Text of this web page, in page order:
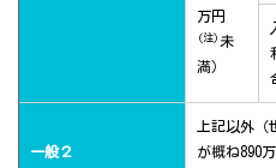
万円
(注) 未
満）
一般２
上記以外（
が概ね890